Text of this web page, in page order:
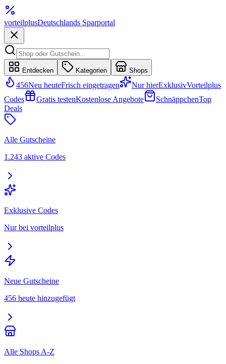
vorteilplusDeutschlands Sparportal
Entdecken Kategorien Shops
456Neu heuteFrisch eingetragen Nur hierExklusivVorteilplus
Codes
Gratis testenKostenlose Angebote SchnäppchenTop
Deals
Alle Gutscheine
1.243 aktive Codes
Exklusive Codes
Nur bei vorteilplus
Neue Gutscheine
456 heute hinzugefügt
Alle Shops A-Z